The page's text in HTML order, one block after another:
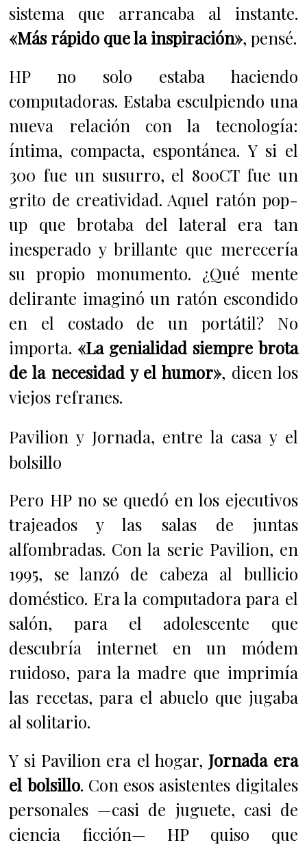
sistema que arrancaba al instante.
«Más rápido que la inspiración», pensé.
HP no solo estaba haciendo
computadoras. Estaba esculpiendo una
nueva relación con la tecnología:
íntima, compacta, espontánea. Y si el
300 fue un susurro, el 800CT fue un
grito de creatividad. Aquel ratón pop-
up que brotaba del lateral era tan
inesperado y brillante que merecería
su propio monumento. ¿Qué mente
delirante imaginó un ratón escondido
en el costado de un portátil? No
importa.«La genialidad siempre brota
de la necesidad y el humor», dicen los
viejos refranes.
Pavilion y Jornada, entre la casa y el
bolsillo
Pero HP no se quedó en los ejecutivos
trajeados y las salas de juntas
alfombradas. Con la serie Pavilion, en
1995, se lanzó de cabeza al bullicio
doméstico. Era la computadora para el
salón, para el adolescente que
descubría internet en un módem
ruidoso, para la madre que imprimía
las recetas, para el abuelo que jugaba
al solitario.
Y si Pavilion era el hogar, Jornada era
el bolsillo. Con esos asistentes digitales
personales —casi de juguete, casi de
ciencia ficción— HP quiso que